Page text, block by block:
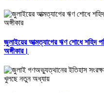
জুলাইয়ের আত্মত্যাগের ঋণ শোধে শহিদ
অঙ্গীকার।